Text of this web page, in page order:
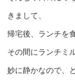
きまして、
帰宅後、ランチを
その間にランチミ
妙に静かなので、